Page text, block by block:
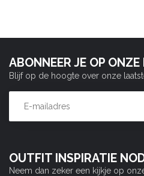
OUTFIT INSPIRATIE
Neem dan zeker een kijkje op
ABONNEER JE OP
Blijf op de hoogte over onze